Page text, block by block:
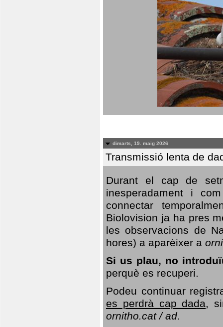
dimarts, 19. maig 2026
Transmissió lenta de
Durant el cap de
inesperadament i
connectar
Biolovision ja ha pres
les observacions de
hores) a aparèixer a
Si us plau, no
perquè es recuperi.
Podeu continuar
es perdrà cap dada,
ornitho.cat / ad.